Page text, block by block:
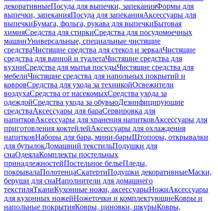
декоративныеПосуда для выпечки, запеканияФормы для
выпечки, запеканияПосуда для запеканияАксессуары для
выпечкиБумага, фольга, рукава для выпечкиБытовая
химияСредства для стиркиСредства для посудомоечных
машинУниверсальные, специальные чистящие
средстваЧистящие средства для стекол и зеркалЧистящие
средства для ванной и туалетаЧистящие средства для
кухниСредства для мытья посудыЧистящие средства для
мебелиЧистящие средства для напольных покрытий и
ковровСредства для ухода за техникойОсвежители
воздухаСредства от насекомыхСредства ухода за
одеждойСредства ухода за обувьюДезинфицирующие
средстваАксессуары для бараСервировка для
напитковАксессуары для хранения напитковАксессуары для
приготовления коктейлейАксессуары для охлаждения
напитковНаборы для бара, мини-барыШтопоры, открывалки
для бутылокДомашний текстильПодушки для
снаОдеялаКомплекты постельных
принадлежностейПостельное бельеПледы,
покрывалаПолотенцаСкатертиПодушки декоративныеМаски,
беруши для снаНаполнители для домашнего
текстиляТканиКухонные ножи, аксессуарыНожиАксессуары
для кухонных ножейНожеточки и комплектующиеКовры и
напольные покрытияКовры, циновки, шкурыКовры,